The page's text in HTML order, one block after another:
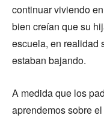
continuar viviendo
bien creían que su
escuela, en realidad
estaban bajando.
A medida que los
aprendemos sobre